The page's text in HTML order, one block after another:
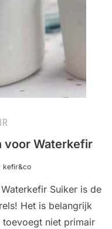
voor Waterkefir
kefir&co
Suiker is de
Het is belangrijk
niet primair